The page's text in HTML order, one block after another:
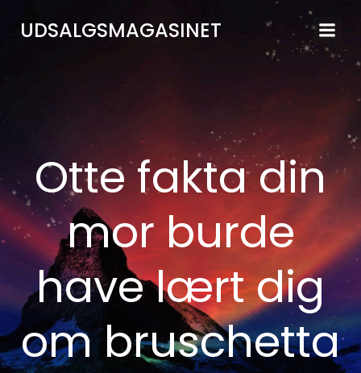
til
UDSALGSMAGASINET
Otte fakta din
mor burde
have lært dig
om bruschetta